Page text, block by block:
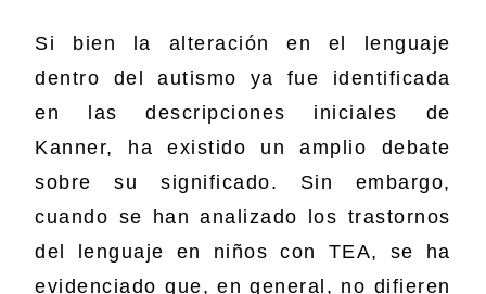
Si bien la alteración en el lenguaje
dentro del autismo ya fue identificada
en las descripciones iniciales de
Kanner, ha existido un amplio debate
sobre su significado. Sin embargo,
cuando se han analizado los trastornos
del lenguaje en niños con TEA, se ha
evidenciado que, en general, no difieren